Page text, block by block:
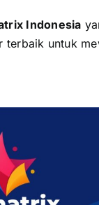
Indonesia
terbaik untuk